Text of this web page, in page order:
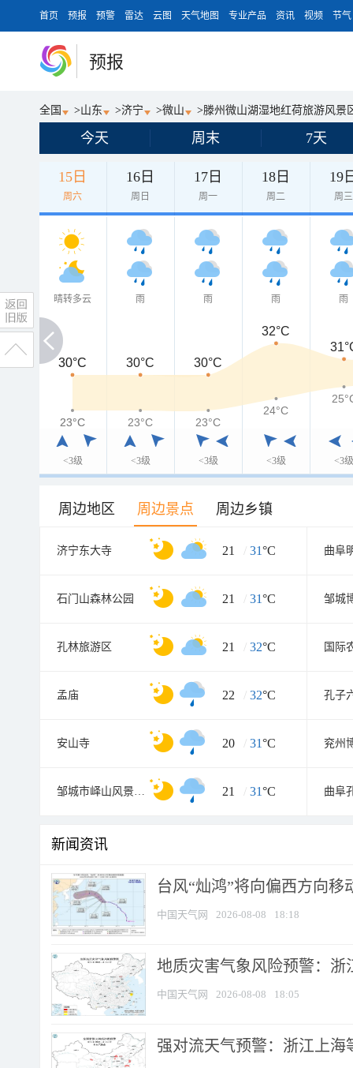
首页 预报 预警 雷达 云图 天气地图 专业产品 资讯 视频 节气
预报
全国 >山东 >济宁 >微山 >滕州微山湖湿地红荷旅游风景
今天 周末 7天
15日
周六
16日
周日
17日
周一
18日
周二
19
周三
晴转多云
<3级
雨
<3级
雨
<3级
雨
<3级
雨
<3级
30°C
30°C 30°C 30°C
32°C
23°C
23°C 23°C 23°C
24°C
周边地区 周边景点 周边乡镇
济宁东大寺 21 / 31°C 曲阜
石门山森林公园 21 / 31°C 邹城
孔林旅游区 21 / 32°C 国际
孟庙 22 / 32°C 孔子
安山寺 20 / 31°C 兖州
邹城市峄山风景名胜区 21 / 31°C
新闻资讯
台风“灿鸿”将向偏西方向移
中国天气网 2026-08-08 18:18
地质灾害气象风险预警：
中国天气网 2026-08-08 18:05
强对流天气预警：浙江上海